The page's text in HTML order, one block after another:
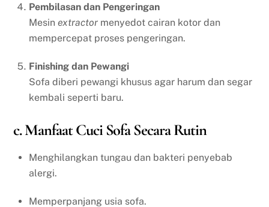
Pembilasan dan Pengeringan
Mesin extractor menyedot cairan kotor dan
mempercepat proses pengeringan.
Finishing dan Pewangi
Sofa diberi pewangi khusus agar harum dan segar
kembali seperti baru.
c. Manfaat Cuci Sofa Secara Rutin
Menghilangkan tungau dan bakteri penyebab
alergi.
Memperpanjang usia sofa.